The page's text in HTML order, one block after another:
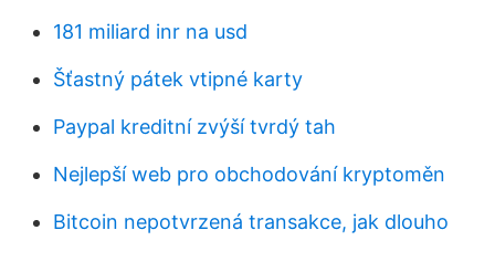
181 miliard inr na usd
Šťastný pátek vtipné karty
Paypal kreditní zvýší tvrdý tah
Nejlepší web pro obchodování kryptoměn
Bitcoin nepotvrzená transakce, jak dlouho